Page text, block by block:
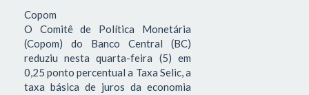
Copom
O Comitê de Política Monetária
(Copom) do Banco Central (BC)
reduziu nesta quarta-feira (5) em
0,25 ponto percentual a Taxa Selic, a
taxa básica de juros da economia